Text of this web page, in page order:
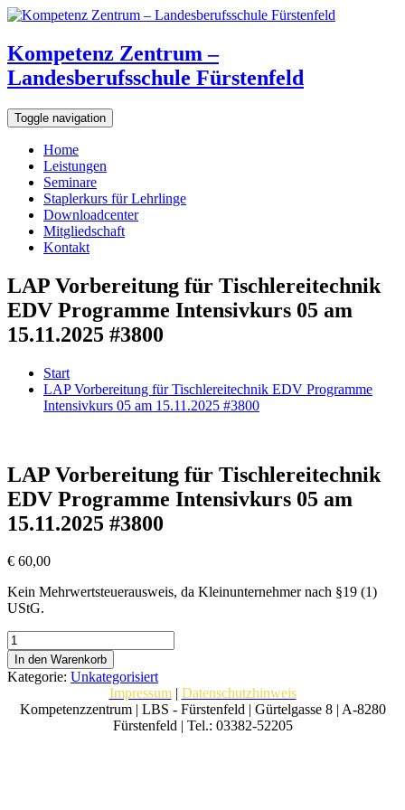
Kompetenz Zentrum –
Landesberufsschule Fürstenfeld
Toggle navigation
Home
Leistungen
Seminare
Staplerkurs für Lehrlinge
Downloadcenter
Mitgliedschaft
Kontakt
LAP Vorbereitung für Tischlereitechnik
EDV Programme Intensivkurs 05 am
15.11.2025 #3800
Start
LAP Vorbereitung für Tischlereitechnik EDV Programme
Intensivkurs 05 am 15.11.2025 #3800
LAP Vorbereitung für Tischlereitechnik
EDV Programme Intensivkurs 05 am
15.11.2025 #3800
€ 60,00
Kein Mehrwertsteuerausweis, da Kleinunternehmer nach §19 (1)
UStG.
LAP
Vorbereitung
für
Tischlereitechnik
EDV
Programme
In den Warenkorb
Kategorie: Unkategorisiert
Impressum| Datenschutzhinweis
Kompetenzzentrum | LBS - Fürstenfeld | Gürtelgasse 8 | A-8280
Fürstenfeld | Tel.: 03382-52205